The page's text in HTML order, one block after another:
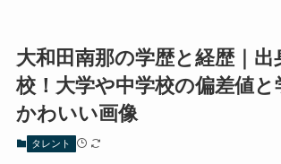
大和田南那の学歴と経歴｜出
校！大学や中学校の偏差値と
かわいい画像
タレント